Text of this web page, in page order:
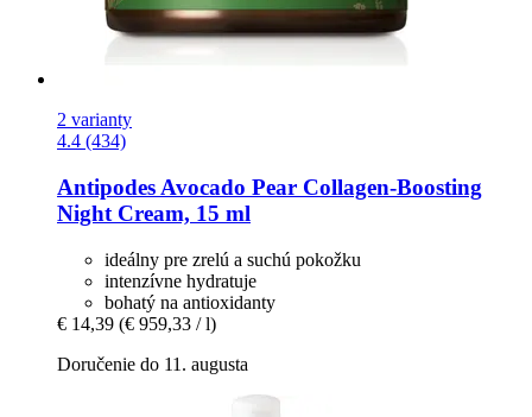
2 varianty
4.4 (434)
Antipodes Avocado Pear Collagen-​Boosting
Night Cream, 15 ml
ideálny pre zrelú a suchú pokožku
intenzívne hydratuje
bohatý na antioxidanty
€ 14,39 (€ 959,33 / l)
Doručenie do 11. augusta